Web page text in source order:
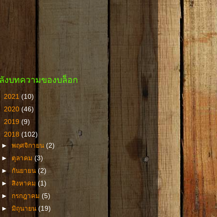
งบทความของบล็อก
2021 (10)
2020 (46)
2019 (9)
2018 (102)
►พฤศจิกายน(2)
► ตุลาคม(3)
► กันยายน(2)
►สิงหาคม(1)
► กรกฎาคม(5)
►มิถุนายน(19)